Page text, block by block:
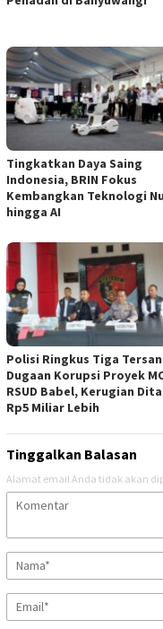
Tingkatkan Daya Saing
Indonesia, BRIN Fokus
Kembangkan Teknologi
hingga AI
Polisi Ringkus Tiga
Dugaan Korupsi Proyek
RSUD Babel, Kerugian
Rp5 Miliar Lebih
Tinggalkan Balasan
Alamat email Anda tidak akan